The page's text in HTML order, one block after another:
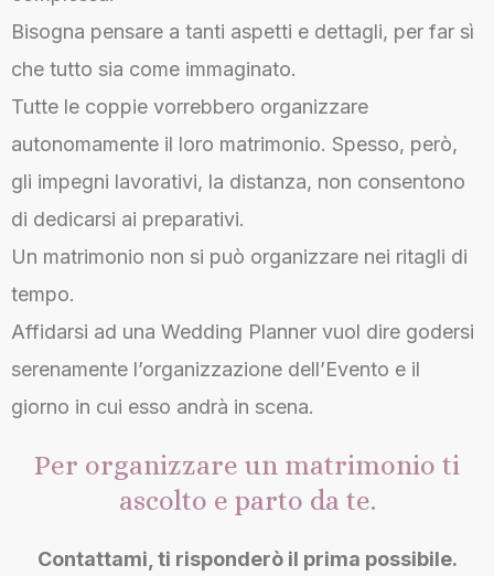
Bisogna pensare a tanti aspetti e dettagli, per far sì
che tutto sia come immaginato.
Tutte le coppie vorrebbero organizzare
autonomamente il loro matrimonio. Spesso, però,
gli impegni lavorativi, la distanza, non consentono
di dedicarsi ai preparativi.
Un matrimonio non si può organizzare nei ritagli di
tempo.
Affidarsi ad una Wedding Planner vuol dire godersi
serenamente l’organizzazione dell’Evento e il
giorno in cui esso andrà in scena.
Per organizzare un matrimonio ti
ascolto e parto da te.
Contattami, ti risponderò il prima possibile.